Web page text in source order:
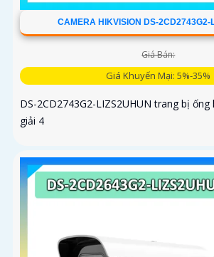
CAMERA HIKVISION DS-2CD2743G2-
Giá Bán:
Giá Khuyến Mại: 5%-35%
DS-2CD2743G2-LIZS2UHUN trang bị
giải 4